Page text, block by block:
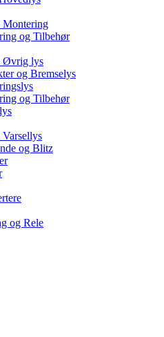
Montering
og Tilbehør
Øvrig lys
og Bremselys
og Tilbehør
Varsellys
og Blitz
og Rele